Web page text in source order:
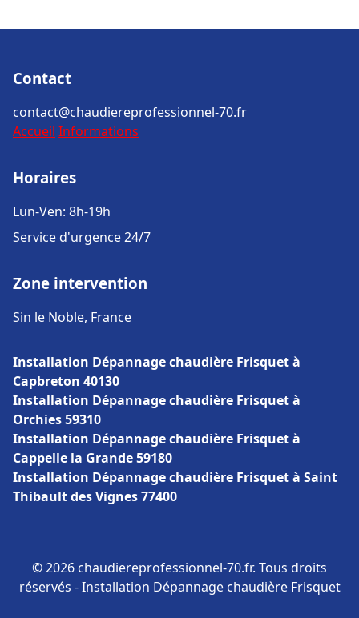
Contact
contact@chaudiereprofessionnel-70.fr
Accueil Informations
Horaires
Lun-Ven: 8h-19h
Service d'urgence 24/7
Zone intervention
Sin le Noble, France
Installation Dépannage chaudière Frisquet à
Capbreton 40130
Installation Dépannage chaudière Frisquet à
Orchies 59310
Installation Dépannage chaudière Frisquet à
Cappelle la Grande 59180
Installation Dépannage chaudière Frisquet à Saint
Thibault des Vignes 77400
© 2026 chaudiereprofessionnel-70.fr. Tous droits
réservés - Installation Dépannage chaudière Frisquet